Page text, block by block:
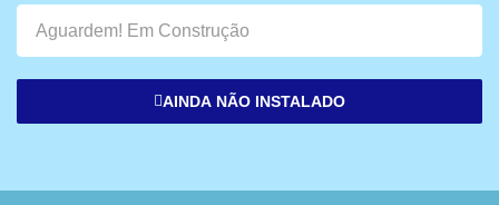
AINDA NÃO INSTALADO